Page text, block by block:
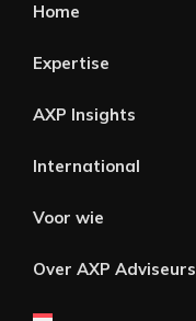
Home
Expertise
AXP Insights
International
Voor wie
Over AXP Adviseurs